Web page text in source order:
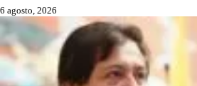
6 agosto, 2026